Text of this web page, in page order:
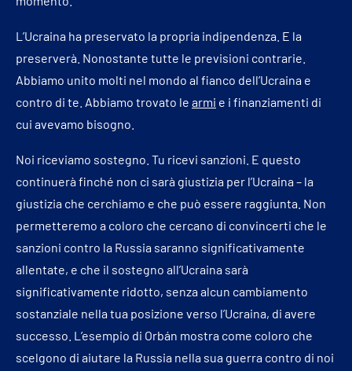
L’Ucraina ha preservato la propria indipendenza. E la
preserverà. Nonostante tutte le previsioni contrarie.
Abbiamo unito molti nel mondo al fianco dell’Ucraina e
contro di te. Abbiamo trovato le armi e i finanziamenti di
cui avevamo bisogno.
Noi riceviamo sostegno. Tu ricevi sanzioni. E questo
continuerà finché non ci sarà giustizia per l’Ucraina – la
giustizia che cerchiamo e che può essere raggiunta. Non
permetteremo a coloro che cercano di convincerti che le
sanzioni contro la Russia saranno significativamente
allentate, e che il sostegno all’Ucraina sarà
significativamente ridotto, senza alcun cambiamento
sostanziale nella tua posizione verso l’Ucraina, di avere
successo. L’esempio di Orbán mostra come coloro che
scelgono di aiutare la Russia nella sua guerra contro di noi